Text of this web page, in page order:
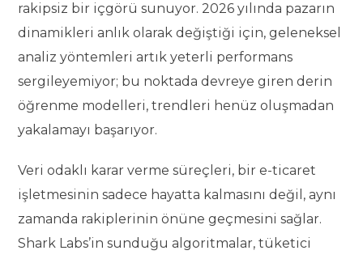
rakipsiz bir içgörü sunuyor. 2026 yılında pazarın
dinamikleri anlık olarak değiştiği için, geleneksel
analiz yöntemleri artık yeterli performans
sergileyemiyor; bu noktada devreye giren derin
öğrenme modelleri, trendleri henüz oluşmadan
yakalamayı başarıyor.
Veri odaklı karar verme süreçleri, bir e-ticaret
işletmesinin sadece hayatta kalmasını değil, aynı
zamanda rakiplerinin önüne geçmesini sağlar.
Shark Labs’in sunduğu algoritmalar, tüketici